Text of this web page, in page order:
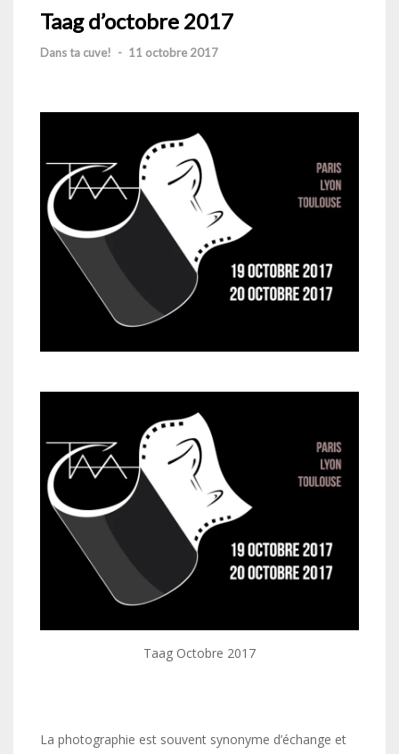
Taag d’octobre 2017
Dans ta cuve! - 11 octobre 2017
Taag Octobre 2017
La photographie est souvent synonyme d’échange et